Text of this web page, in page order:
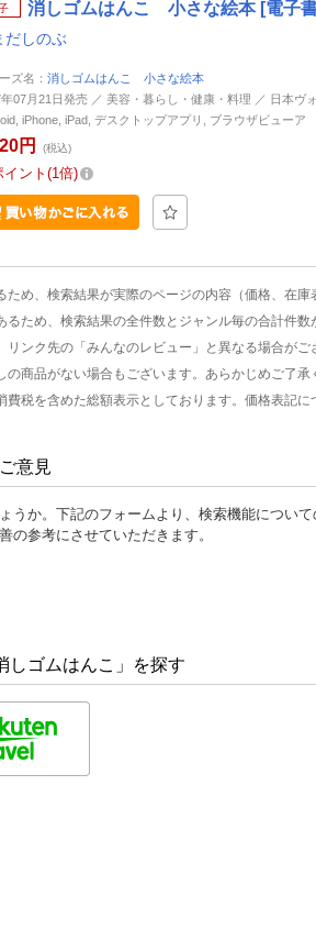
消しゴムはんこ 小さな絵本 [電子
だしのぶ
ズ名： 消しゴムはんこ 小さな絵本
07月21日発売 ／ 美容・暮らし・健康・料理 ／ 日本ヴ
iPhone, iPad, デスクトップアプリ, ブラウザビューア
円 (税込)
イント 1倍
め、検索結果が実際のページの内容（価格、在
ため、検索結果の全件数とジャンル毎の合計件数
ンク先の「みんなのレビュー」と異なる場合がご
商品がない場合もございます。あらかじめご了
税を含めた総額表示としております。価格表記に
意見
うか。下記のフォームより、検索機能について
の参考にさせていただきます。
しゴムはんこ」を探す